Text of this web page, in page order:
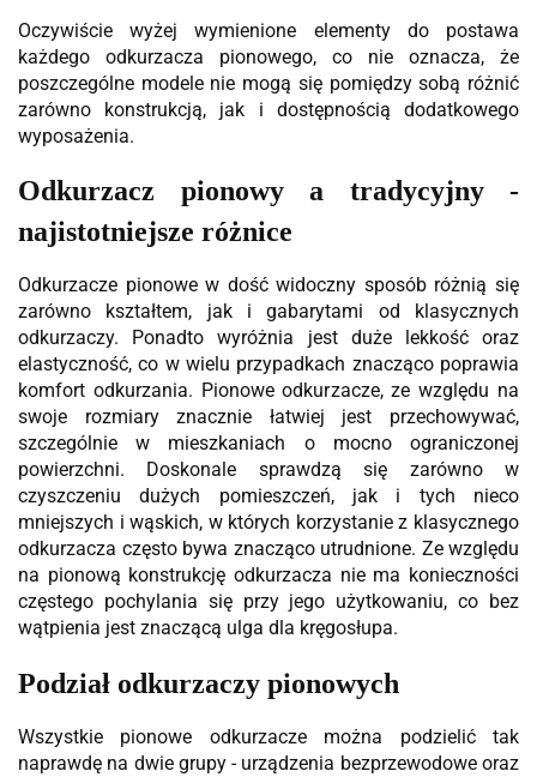
Oczywiście wyżej wymienione elementy do postawa
każdego odkurzacza pionowego, co nie oznacza, że
poszczególne modele nie mogą się pomiędzy sobą różnić
zarówno konstrukcją, jak i dostępnością dodatkowego
wyposażenia.
Odkurzacz pionowy a tradycyjny -
najistotniejsze różnice
Odkurzacze pionowe w dość widoczny sposób różnią się
zarówno kształtem, jak i gabarytami od klasycznych
odkurzaczy. Ponadto wyróżnia jest duże lekkość oraz
elastyczność, co w wielu przypadkach znacząco poprawia
komfort odkurzania. Pionowe odkurzacze, ze względu na
swoje rozmiary znacznie łatwiej jest przechowywać,
szczególnie w mieszkaniach o mocno ograniczonej
powierzchni. Doskonale sprawdzą się zarówno w
czyszczeniu dużych pomieszczeń, jak i tych nieco
mniejszych i wąskich, w których korzystanie z klasycznego
odkurzacza często bywa znacząco utrudnione. Ze względu
na pionową konstrukcję odkurzacza nie ma konieczności
częstego pochylania się przy jego użytkowaniu, co bez
wątpienia jest znaczącą ulga dla kręgosłupa.
Podział odkurzaczy pionowych
Wszystkie pionowe odkurzacze można podzielić tak
naprawdę na dwie grupy - urządzenia bezprzewodowe oraz